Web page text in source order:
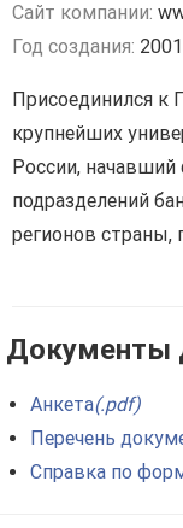
Сайт компании:
Год создания: 2001
Присоединился к
крупнейших
России,
подразделений
регионов
частных лиц и 11
сотрудников.
надежность.
Клиенты «СМП
следующим
• размещение
Документы
Анкета(.pdf)
Перечень
Справка по